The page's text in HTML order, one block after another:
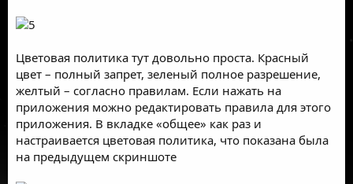
Цветовая политика тут довольно проста. Красный
цвет – полный запрет, зеленый полное разрешение,
желтый – согласно правилам. Если нажать на
приложения можно редактировать правила для этого
приложения. В вкладке «общее» как раз и
настраивается цветовая политика, что показана была
на предыдущем скриншоте